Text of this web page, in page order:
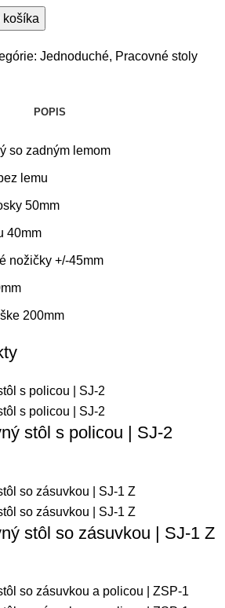
košíka
Jednoduché, Pracovné stoly
POPIS
so zadným lemom
lemu
50mm
40mm
nožičky +/-45mm
200mm
stôl s policou | SJ-2
stôl so zásuvkou | SJ-1 Z